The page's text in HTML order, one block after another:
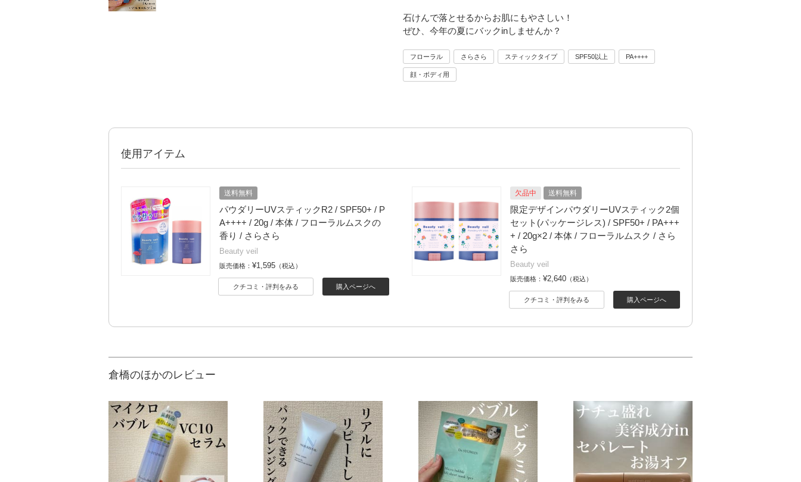
石けんで落とせるからお肌にもやさしい！
ぜひ、今年の夏にバックinしませんか？
フローラル さらさら スティックタイプ SPF50以上 PA++++
顔・ボディ用
使用アイテム
送料無料
パウダリーUVスティックR2 / SPF50+ / P
A++++ / 20g / 本体 / フローラルムスクの
香り / さらさら
Beauty veil
販売価格： ¥1,595 （税込）
購入ページへ
クチコミ・評判をみる
欠品中 送料無料
限定デザインパウダリーUVスティック2個
セット(パッケージレス) / SPF50+ / PA+++
+ / 20g×2 / 本体 / フローラルムスク / さら
さら
Beauty veil
販売価格： ¥2,640 （税込）
購入ページへ
クチコミ・評判をみる
倉橋のほかのレビュー